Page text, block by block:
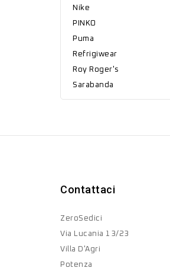
Nike
PINKO
Puma
Refrigiwear
Roy Roger's
Sarabanda
Contattaci
ZeroSedici
Via Lucania 13/23
Villa D'Agri
Potenza